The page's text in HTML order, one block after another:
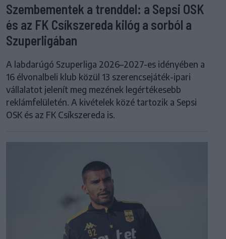
Szembementek a trenddel: a Sepsi OSK
és az FK Csíkszereda kilóg a sorból a
Szuperligában
A labdarúgó Szuperliga 2026–2027-es idényében a
16 élvonalbeli klub közül 13 szerencsejáték-ipari
vállalatot jelenít meg mezének legértékesebb
reklámfelületén. A kivételek közé tartozik a Sepsi
OSK és az FK Csíkszereda is.